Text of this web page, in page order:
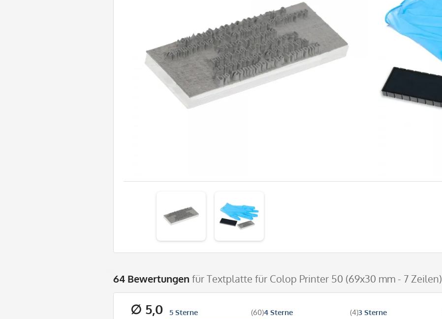
64 Bewertungen für Textplatte für Colop Printer 50 (69x30 mm - 7 Zeilen)
∅ 5,0 5 Sterne (60)4 Sterne (4)3 Sterne